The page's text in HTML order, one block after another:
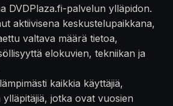
DVDPlaza.fi-palvelun ylläpidon.
aktiivisena keskustelupaikkana,
valtava määrä tietoa,
elokuvien, tekniikan ja
kaikkia käyttäjiä,
jotka ovat vuosien